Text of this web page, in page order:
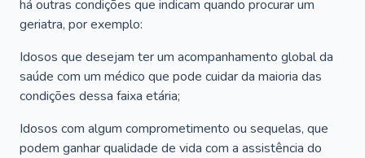
há outras condições que indicam quando procurar um
geriatra, por exemplo:
Idosos que desejam ter um acompanhamento global da
saúde com um médico que pode cuidar da maioria das
condições dessa faixa etária;
Idosos com algum comprometimento ou sequelas, que
podem ganhar qualidade de vida com a assistência do